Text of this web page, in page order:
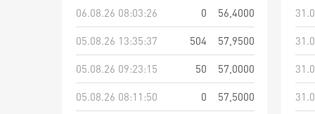
06.08.26 08:03:26
0
56,4000
05.08.26 13:35:37
504
57,9500
05.08.26 09:23:15
50
57,0000
05.08.26 08:11:50
0
57,5000